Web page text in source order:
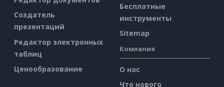
Создатель
презентаций
Редактор электронных
таблиц
Ценообразование
Бесплатные
инструменты
Sitemap
Компания
О нас
Что нового